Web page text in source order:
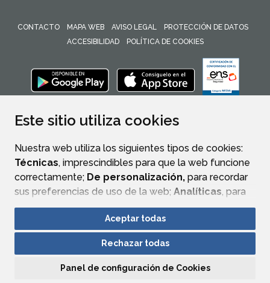
Este sitio utiliza cookies
Nuestra web utiliza los siguientes tipos de cookies:
Técnicas, imprescindibles para que la web funcione
correctamente; De personalización, para recordar
sus preferencias de uso de la web; Analíticas, para
mejorar el funcionamiento de la web y sus servicios.
Si acepta pulsando el botón“Aceptar todas”
consideramos que acepta su uso. Si pulsa el botón
ninguna acción, se guardarán las cookies técnicas
Aceptar todas
Rechazar todas
Panel de configuración de Cookies
CONTACTO MAPA WEB AVISO LEGAL
PROTECCIÓN DE DATOS
ACCESIBILIDAD
POLÍTICA DE COOKIES